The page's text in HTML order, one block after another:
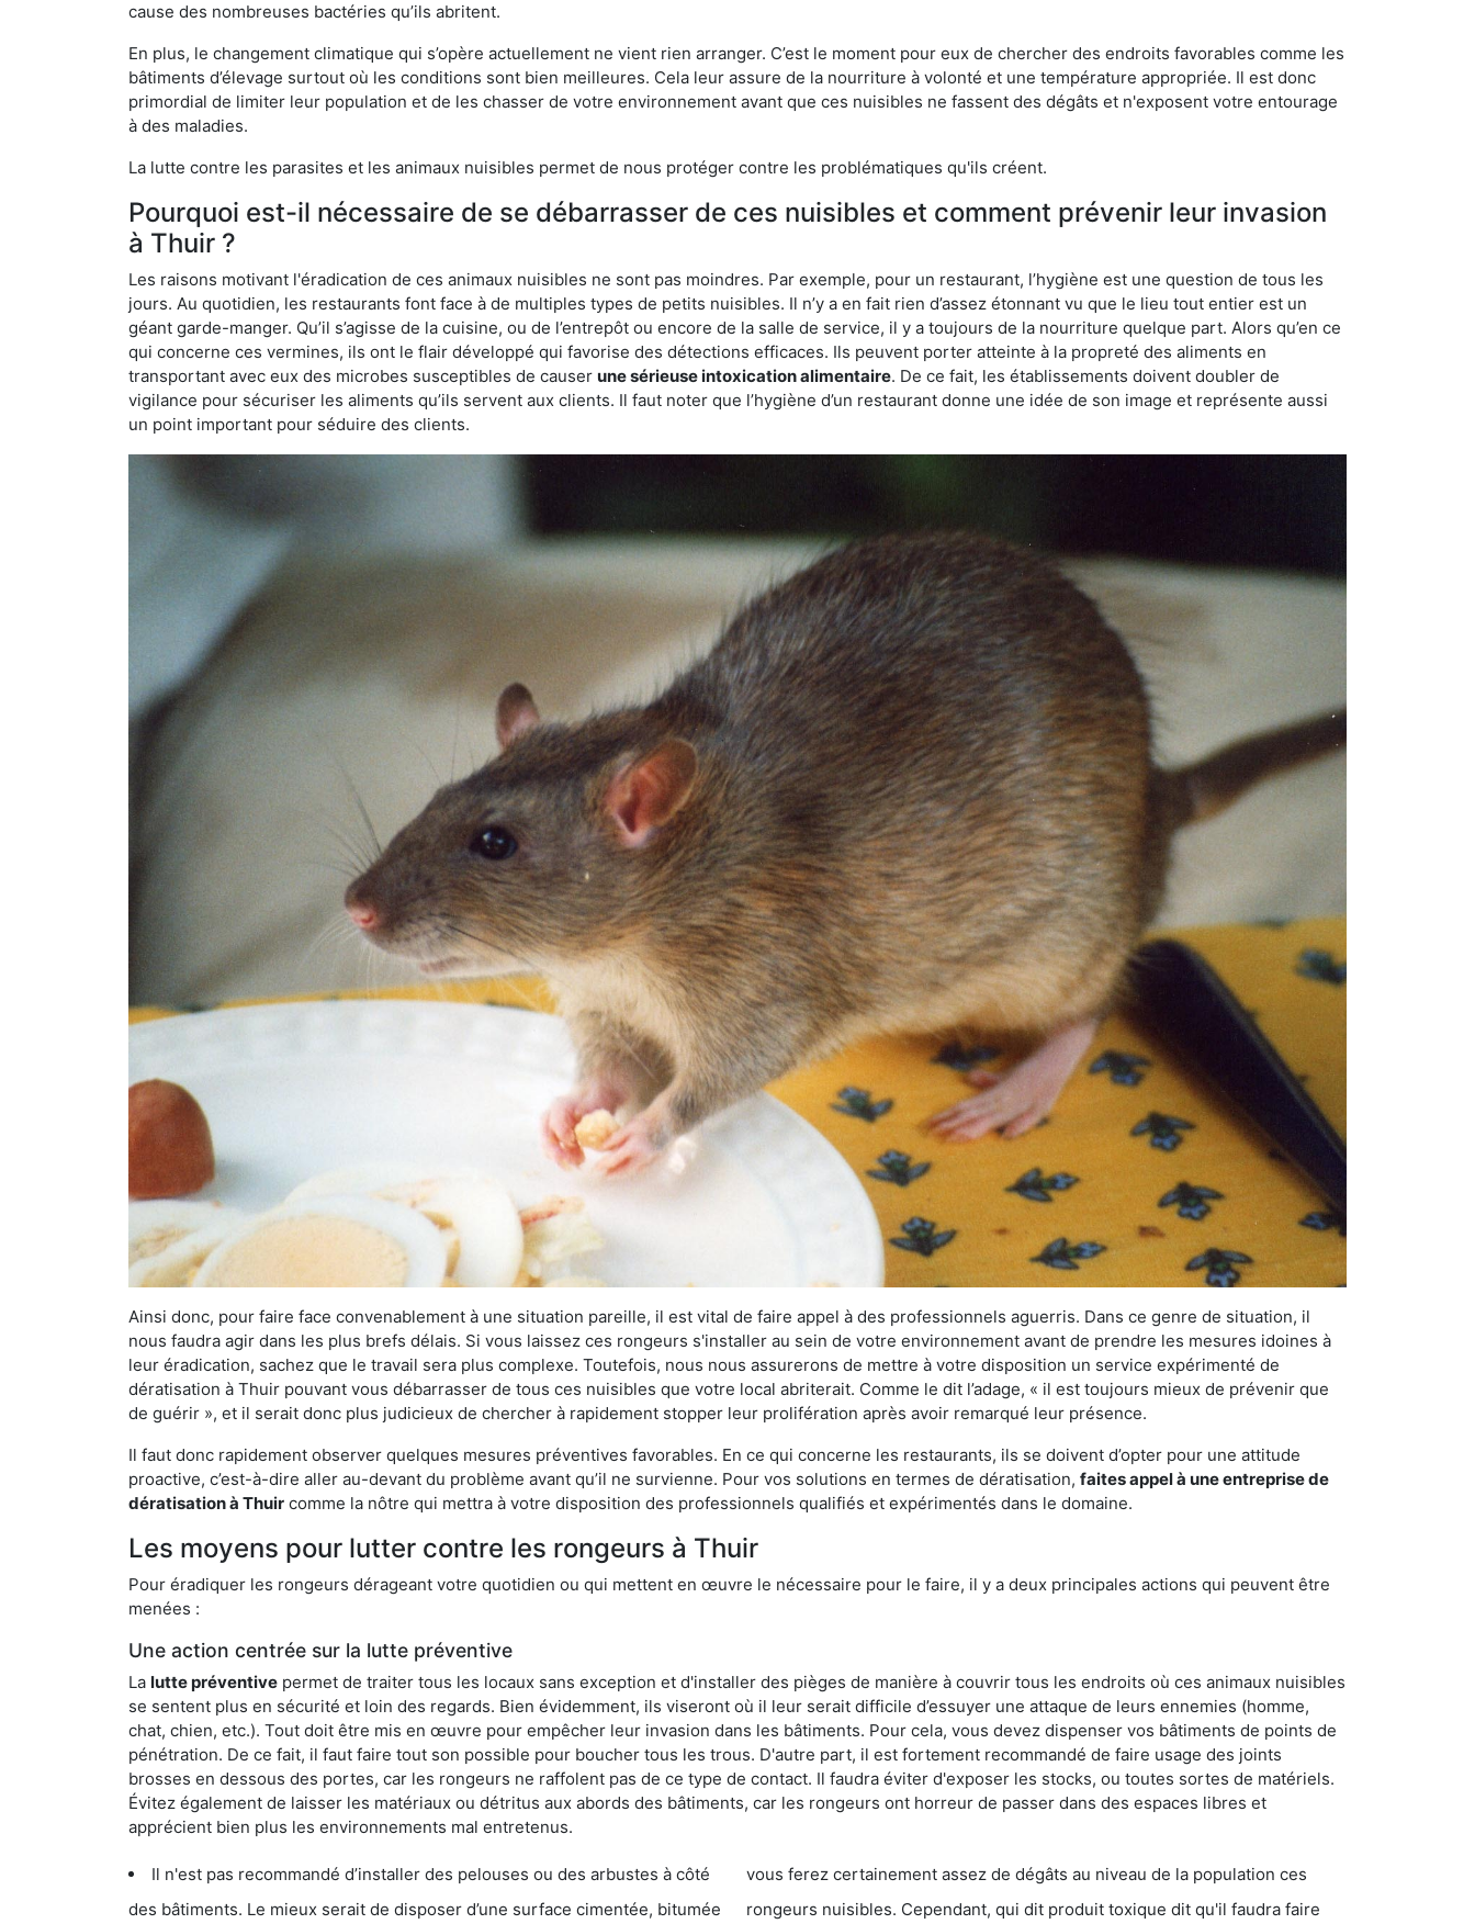
cause des nombreuses bactéries qu’ils abritent.
En plus, le changement climatique qui s’opère actuellement ne vient rien arranger. C’est le moment pour eux de chercher des endroits favorables comme les
bâtiments d’élevage surtout où les conditions sont bien meilleures. Cela leur assure de la nourriture à volonté et une température appropriée. Il est donc
primordial de limiter leur population et de les chasser de votre environnement avant que ces nuisibles ne fassent des dégâts et n'exposent votre entourage
à des maladies.
La lutte contre les parasites et les animaux nuisibles permet de nous protéger contre les problématiques qu'ils créent.
Pourquoi est-il nécessaire de se débarrasser de ces nuisibles et comment prévenir leur invasion
à Thuir ?
Les raisons motivant l'éradication de ces animaux nuisibles ne sont pas moindres. Par exemple, pour un restaurant, l’hygiène est une question de tous les
jours. Au quotidien, les restaurants font face à de multiples types de petits nuisibles. Il n’y a en fait rien d’assez étonnant vu que le lieu tout entier est un
géant garde-manger. Qu’il s’agisse de la cuisine, ou de l’entrepôt ou encore de la salle de service, il y a toujours de la nourriture quelque part. Alors qu’en ce
qui concerne ces vermines, ils ont le flair développé qui favorise des détections efficaces. Ils peuvent porter atteinte à la propreté des aliments en
transportant avec eux des microbes susceptibles de causer une sérieuse intoxication alimentaire. De ce fait, les établissements doivent doubler de
vigilance pour sécuriser les aliments qu’ils servent aux clients. Il faut noter que l’hygiène d’un restaurant donne une idée de son image et représente aussi
un point important pour séduire des clients.
Ainsi donc, pour faire face convenablement à une situation pareille, il est vital de faire appel à des professionnels aguerris. Dans ce genre de situation, il
nous faudra agir dans les plus brefs délais. Si vous laissez ces rongeurs s'installer au sein de votre environnement avant de prendre les mesures idoines à
leur éradication, sachez que le travail sera plus complexe. Toutefois, nous nous assurerons de mettre à votre disposition un service expérimenté de
dératisation à Thuir pouvant vous débarrasser de tous ces nuisibles que votre local abriterait. Comme le dit l’adage, « il est toujours mieux de prévenir que
de guérir », et il serait donc plus judicieux de chercher à rapidement stopper leur prolifération après avoir remarqué leur présence.
Il faut donc rapidement observer quelques mesures préventives favorables. En ce qui concerne les restaurants, ils se doivent d’opter pour une attitude
proactive, c’est-à-dire aller au-devant du problème avant qu’il ne survienne. Pour vos solutions en termes de dératisation, faites appel à une entreprise de
dératisation à Thuir comme la nôtre qui mettra à votre disposition des professionnels qualifiés et expérimentés dans le domaine.
Les moyens pour lutter contre les rongeurs à Thuir
Pour éradiquer les rongeurs dérageant votre quotidien ou qui mettent en œuvre le nécessaire pour le faire, il y a deux principales actions qui peuvent être
menées :
Une action centrée sur la lutte préventive
La lutte préventive permet de traiter tous les locaux sans exception et d'installer des pièges de manière à couvrir tous les endroits où ces animaux nuisibles
se sentent plus en sécurité et loin des regards. Bien évidemment, ils viseront où il leur serait difficile d’essuyer une attaque de leurs ennemies (homme,
chat, chien, etc.). Tout doit être mis en œuvre pour empêcher leur invasion dans les bâtiments. Pour cela, vous devez dispenser vos bâtiments de points de
pénétration. De ce fait, il faut faire tout son possible pour boucher tous les trous. D'autre part, il est fortement recommandé de faire usage des joints
brosses en dessous des portes, car les rongeurs ne raffolent pas de ce type de contact. Il faudra éviter d'exposer les stocks, ou toutes sortes de matériels.
Évitez également de laisser les matériaux ou détritus aux abords des bâtiments, car les rongeurs ont horreur de passer dans des espaces libres et
apprécient bien plus les environnements mal entretenus.
Il n'est pas recommandé d’installer des pelouses ou des arbustes à côté
des bâtiments. Le mieux serait de disposer d’une surface cimentée, bitumée
vous ferez certainement assez de dégâts au niveau de la population ces
rongeurs nuisibles. Cependant, qui dit produit toxique dit qu'il faudra faire